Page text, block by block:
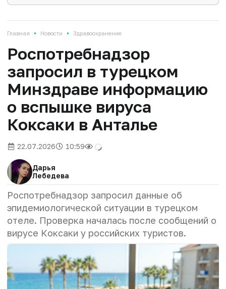
Главная • Новости • Здравоохранение
Роспотребнадзор
запросил в турецком
Минздраве информацию
о вспышке вируса
Коксаки в Анталье
22.07.2026 10:59
Дарья
Лебедева
Роспотребнадзор запросил данные об
эпидемиологической ситуации в турецком
отеле. Проверка началась после сообщений о
вирусе Коксаки у российских туристов.